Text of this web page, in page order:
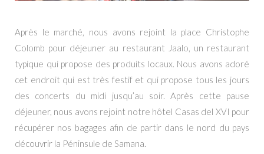
Après le marché, nous avons rejoint la place Christophe
Colomb pour déjeuner au restaurant Jaalo, un restaurant
typique qui propose des produits locaux. Nous avons adoré
cet endroit qui est très festif et qui propose tous les jours
des concerts du midi jusqu’au soir. Après cette pause
déjeuner, nous avons rejoint notre hôtel Casas del XVI pour
récupérer nos bagages afin de partir dans le nord du pays
découvrir la Péninsule de Samana.